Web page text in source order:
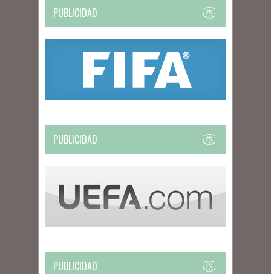
PUBLICIDAD
PUBLICIDAD
PUBLICIDAD